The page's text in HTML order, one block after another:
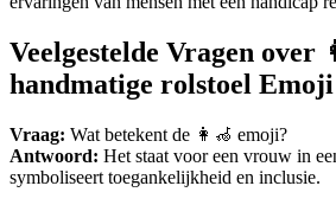
Veelgestelde Vragen over
handmatige rolstoel Emoji
Vraag: Wat betekent de 👩‍🦽 emoji?
Antwoord: Het staat voor een vrouw in
symboliseert toegankelijkheid en inclusie.